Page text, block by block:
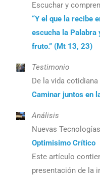
Escuchar y
“Y el que la recibe
escucha la Palabra
fruto.” (Mt 13, 23)
Testimonio
De la vida cotidiana
Caminar juntos en
Análisis
Nuevas Tecnologías
Optimisimo Crítico
Este artículo
presentación de la